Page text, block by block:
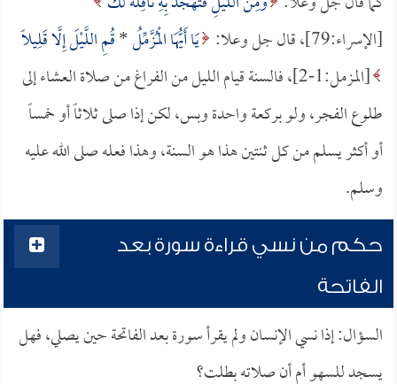
[الإسراء:79]، قال جل وعلا:
يَا أَيُّهَا الْمُزَّمِّلُ*قُمِ اللَّيْلَ إِلَّا قَلِيلًا
[المزمل:1-2]، فالسنة قيام الليل من الفراغ من صلاة العشاء إلى
طلوع الفجر، ولو بركعة واحدة وبس، لكن إذا صلى ثلاثاً أو خمساً
أو أكثر يسلم من كل ثنتين هذا هو السنة، وهذا فعله صلى الله عليه
وسلم.
حكم من نسي قراءة سورة بعد
الفاتحة
السؤال: إذا نسي الإنسان ولم يقرأ سورة بعد الفاتحة حين يصلي، فهل
يسجد للسهو أم أن صلاته بطلت؟